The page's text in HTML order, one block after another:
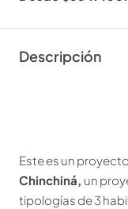
Descripción
Este es un
Chinchiná, un
tipologías de 3